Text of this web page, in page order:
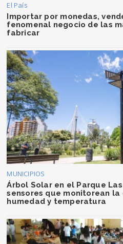
El País
Importar por monedas,
fenomenal negocio de las
fabricar
MUNICIPIOS
Árbol Solar en el Parque
sensores que monitorean
humedad y temperatura